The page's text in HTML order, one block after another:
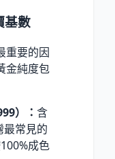
基數
重要的因
金純度包
）： 含
最常見的
成色